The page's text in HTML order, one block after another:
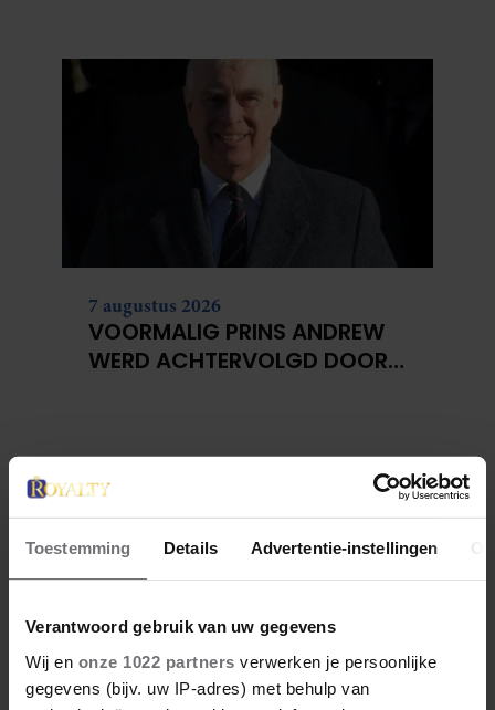
Toestemming Details Advertentie-instellingen
Verantwoord gebruik van uw gegevens
Wij en onze 1022 partners verwerken je persoonlijke
gegevens (bijv. uw IP-adres) met behulp van
7 augustus 2026
VOORMALIG PRINS ANDREW
WERD ACHTERVOLGD DOOR